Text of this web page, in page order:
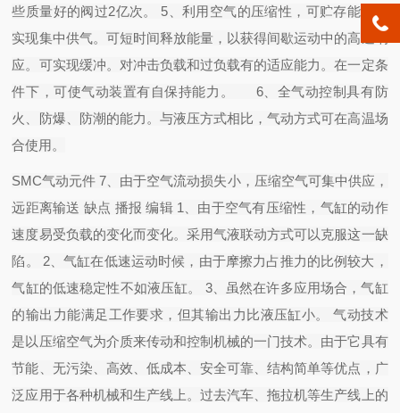
些质量好的阀过2亿次。 5、利用空气的压缩性，可贮存能量，
实现集中供气。可短时间释放能量，以获得间歇运动中的高速响
应。可实现缓冲。对冲击负载和过负载有的适应能力。在一定条
件下，可使气动装置有自保持能力。 6、全气动控制具有防
火、防爆、防潮的能力。与液压方式相比，气动方式可在高温场
合使用。
SMC气动元件 7、由于空气流动损失小，压缩空气可集中供应，
远距离输送 缺点 播报 编辑 1、由于空气有压缩性，气缸的动作
速度易受负载的变化而变化。采用气液联动方式可以克服这一缺
陷。 2、气缸在低速运动时候，由于摩擦力占推力的比例较大，
气缸的低速稳定性不如液压缸。 3、虽然在许多应用场合，气缸
的输出力能满足工作要求，但其输出力比液压缸小。 气动技术
是以压缩空气为介质来传动和控制机械的一门技术。由于它具有
节能、无污染、高效、低成本、安全可靠、结构简单等优点，广
泛应用于各种机械和生产线上。过去汽车、拖拉机等生产线上的